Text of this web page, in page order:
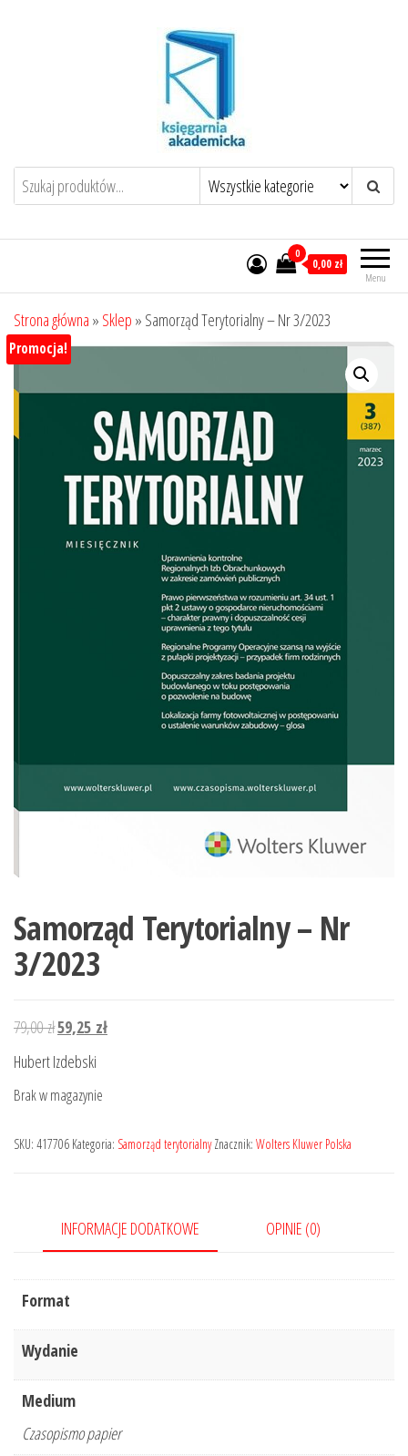
Menu
0
0,00 zł
Strona główna » Sklep » Samorząd Terytorialny – Nr 3/2023
Promocja!
Samorząd Terytorialny – Nr
3/2023
79,00złPierwotna
cena
79,00 zł.
59,25 złAktualna
Hubert Izdebski
Brak w magazynie
SKU: 417706 Kategoria: Samorząd terytorialny Znacznik: Wolters Kluwer Polska
INFORMACJE DODATKOWE OPINIE (0)
Format
Wydanie
Medium
Czasopismo papier